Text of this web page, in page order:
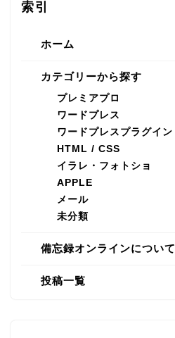
索引
ホーム
カテゴリーから探す
プレミアプロ
ワードプレス
ワードプレスプラグイン
HTML / CSS
イラレ・フォトショ
APPLE
メール
未分類
備忘録オンラインについて
投稿一覧